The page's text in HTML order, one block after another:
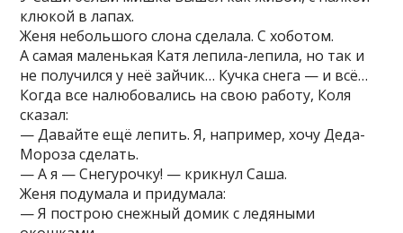
клюкой в лапах.
Женя небольшого слона сделала. С хоботом.
А самая маленькая Катя лепила-лепила, но так и
не получился у неё зайчик… Кучка снега — и всё…
Когда все налюбовались на свою работу, Коля
сказал:
— Давайте ещё лепить. Я, например, хочу Деда-
Мороза сделать.
— А я — Снегурочку! — крикнул Саша.
Женя подумала и придумала:
— Я построю снежный домик с ледяными